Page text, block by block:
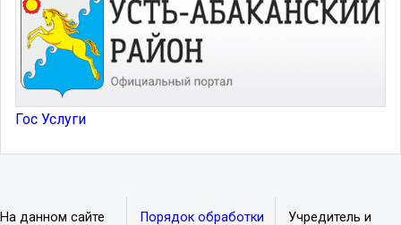
Гос Услуги
На данном сайте
Порядок обработки
Учредитель и